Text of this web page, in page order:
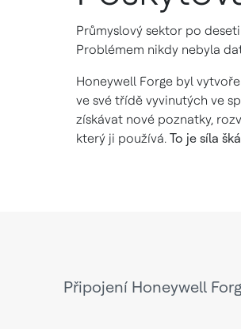
Průmyslový sektor po
Problémem nikdy nebyla
Honeywell Forge byl
ve své třídě vyvinutých ve
získávat nové poznatky,
který ji používá. To je síla
Připojení Honeywell